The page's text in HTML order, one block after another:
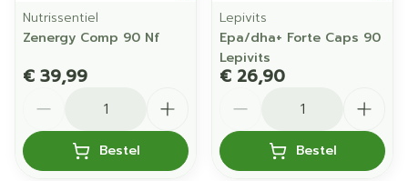
Nutrissentiel
Zenergy Comp 90 Nf
€ 39,99
Bestel
Lepivits
Epa/dha+ Forte Caps 90
Lepivits
€ 26,90
Bestel